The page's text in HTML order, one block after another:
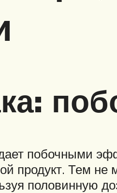
побочными
продукт. Тем
половинную